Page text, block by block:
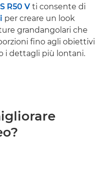
R50 V ti consente di
per creare un look
grandangolari che
fino agli obiettivi
i dettagli più lontani.